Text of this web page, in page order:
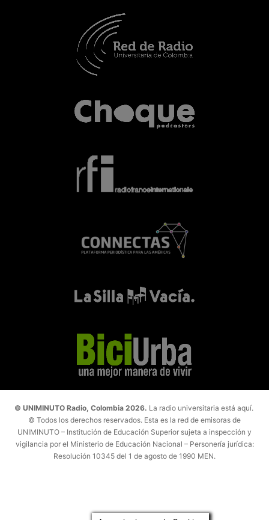
© UNIMINUTO Radio, Colombia 2026. La radio universitaria está aquí.
© Todos los derechos reservados. Esta es la red de emisoras de
UNIMINUTO – Institución de Educación Superior sujeta a inspección y
vigilancia por el Ministerio de Educación Nacional – Personería jurídica:
Resolución 10345 del 1 de agosto de 1990 MEN.